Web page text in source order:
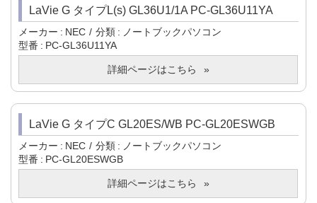
LaVie G タイプL(s) GL36U1/1A PC-GL36U11YA
メーカー NEC 分類
ノートブックパソコン
型番
PC-GL36U11YA
詳細ページはこちら
LaVie G タイプC GL20ES/WB PC-GL20ESWGB
メーカー NEC 分類
ノートブックパソコン
型番
PC-GL20ESWGB
詳細ページはこちら